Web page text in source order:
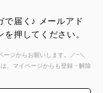
で届く♪ メールアド
押してください。
ジからお願いします。／~＼
、マイページからも登録・解除